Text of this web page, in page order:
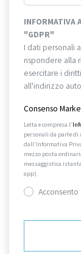
INFORMATIVA
"GDPR"
I dati personali
rispondere alla
esercitare i
all'indirizzo
Consenso
Letta e compresa l’
personali da parte
dall’Informativa
mezzo posta
messaggistica
app).
Acconsento